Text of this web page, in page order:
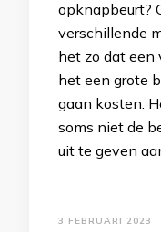
opknapbeurt?
verschillende
het zo dat een
het een grote
gaan kosten.
soms niet de
uit te geven
3 FEBRUARI 2023